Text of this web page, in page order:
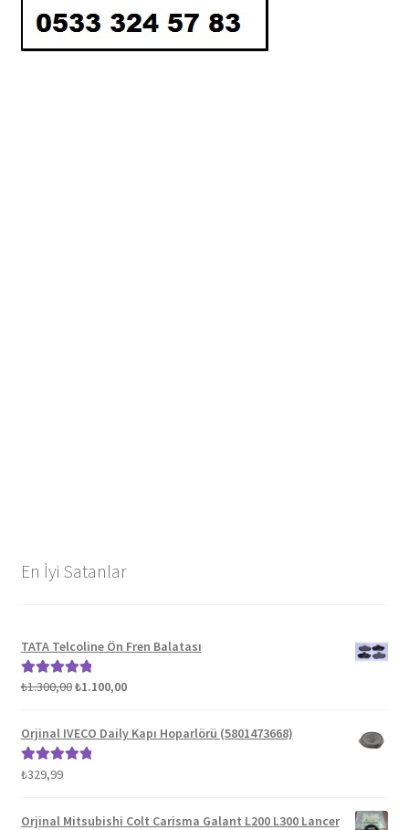
En İyi Satanlar
TATA Telcoline Ön Fren Balatası
5 üzerinden
₺1.300,00Orijinal
₺1.300,00.
₺1.100,00Şu
fiyat:
₺1.100,00.
Orjinal IVECO Daily Kapı Hoparlörü (5801473668)
5 üzerinden
₺329,99
Orjinal Mitsubishi Colt Carisma Galant L200 L300 Lancer